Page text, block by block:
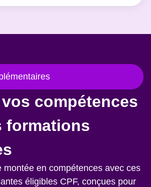
compétences
formations
montée en compétences avec ces
éligibles CPF, conçues pour